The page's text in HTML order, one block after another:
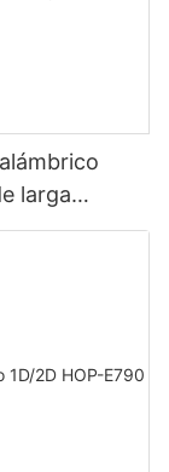
larga
y logística.